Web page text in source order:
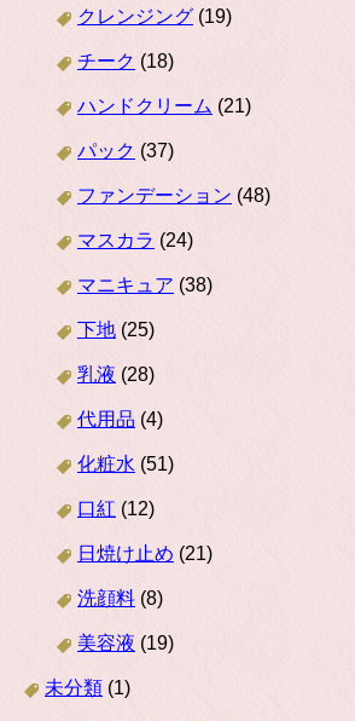
クレンジング (19)
チーク (18)
ハンドクリーム (21)
パック (37)
ファンデーション (48)
マスカラ (24)
マニキュア (38)
下地 (25)
乳液 (28)
代用品 (4)
化粧水 (51)
口紅 (12)
日焼け止め (21)
洗顔料 (8)
美容液 (19)
未分類 (1)